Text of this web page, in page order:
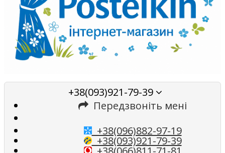
+38(093)921-79-39
Передзвоніть мені
+38(096)882-97-19
+38(093)921-79-39